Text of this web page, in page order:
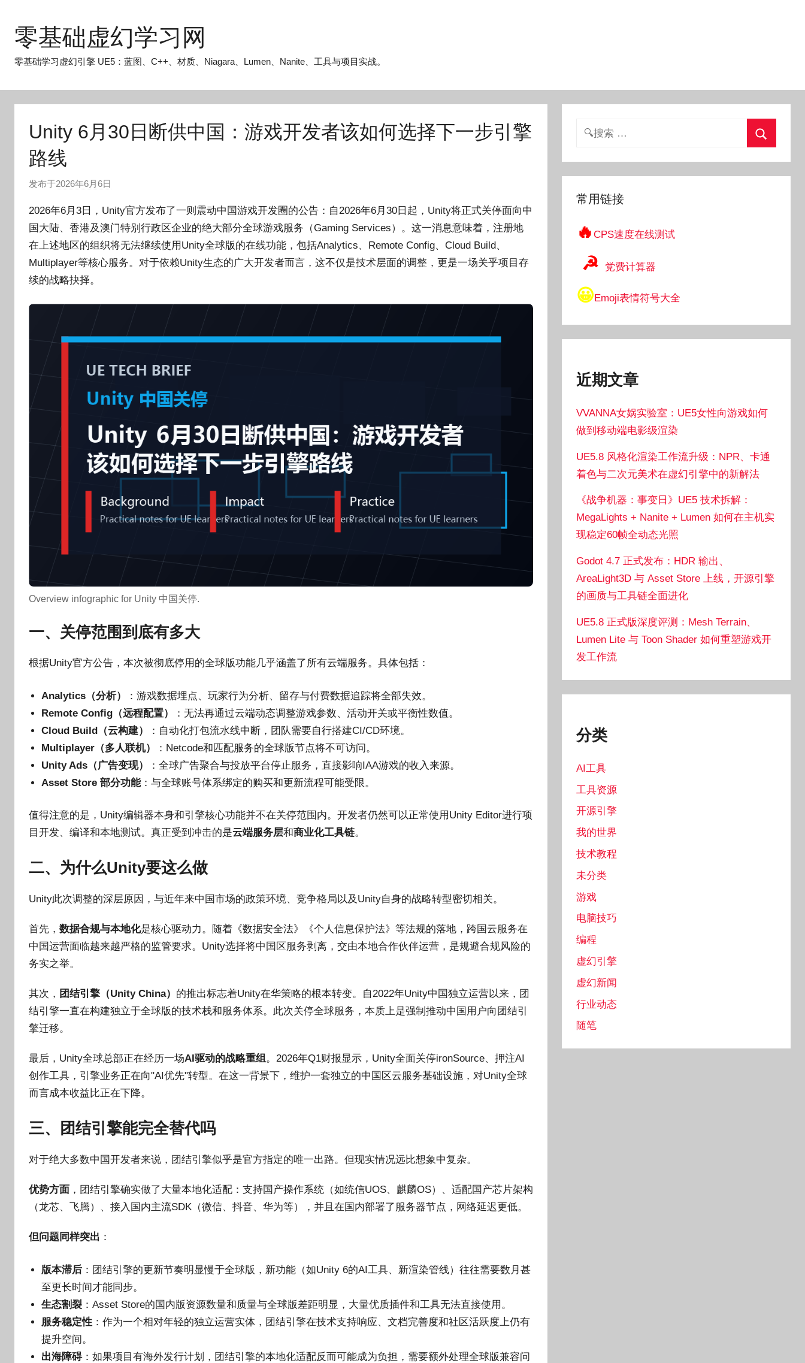
零基础虚幻学习网
零基础学习虚幻引擎 UE5：蓝图、C++、材质、Niagara、Lumen、Nanite、工具与项目实战。
Unity 6月30日断供中国：游戏开发者该如何选择下一步引擎
路线
发布于2026年6月6日
:
O
k
g
o
2026年6月3日，Unity官方发布了一则震动中国游戏开发圈的公告：自2026年6月30日起，Unity将正式关停面向中
国大陆、香港及澳门特别行政区企业的绝大部分全球游戏服务（Gaming Services）。这一消息意味着，注册地
在上述地区的组织将无法继续使用Unity全球版的在线功能，包括Analytics、Remote Config、Cloud Build、
Multiplayer等核心服务。对于依赖Unity生态的广大开发者而言，这不仅是技术层面的调整，更是一场关乎项目存
续的战略抉择。
Overview infographic for Unity 中国关停.
一、关停范围到底有多大
根据Unity官方公告，本次被彻底停用的全球版功能几乎涵盖了所有云端服务。具体包括：
Analytics（分析）
：游戏数据埋点、玩家行为分析、留存与付费数据追踪将全部失效。
Remote Config（远程配置）
：无法再通过云端动态调整游戏参数、活动开关或平衡性数值。
Cloud Build（云构建）
：自动化打包流水线中断，团队需要自行搭建CI/CD环境。
Multiplayer（多人联机）
：Netcode和匹配服务的全球版节点将不可访问。
Unity Ads（广告变现）
：全球广告聚合与投放平台停止服务，直接影响IAA游戏的收入来源。
Asset Store 部分功能：与全球账号体系绑定的购买和更新流程可能受限。
值得注意的是，Unity编辑器本身和引擎核心功能并不在关停范围内。开发者仍然可以正常使用Unity Editor进行项
目开发、编译和本地测试。真正受到冲击的是云端服务层和商业化工具链。
二、为什么Unity要这么做
Unity此次调整的深层原因，与近年来中国市场的政策环境、竞争格局以及Unity自身的战略转型密切相关。
首先， 数据合规与本地化是核心驱动力。随着《数据安全法》《个人信息保护法》等法规的落地，跨国云服务在
中国运营面临越来越严格的监管要求。Unity选择将中国区服务剥离，交由本地合作伙伴运营，是规避合规风险的
务实之举。
其次， 团结引擎（Unity China） 的推出标志着Unity在华策略的根本转变。自2022年Unity中国独立运营以来，团
结引擎一直在构建独立于全球版的技术栈和服务体系。此次关停全球服务，本质上是强制推动中国用户向团结引
擎迁移。
最后，Unity全球总部正在经历一场AI驱动的战略重组。2026年Q1财报显示，Unity全面关停ironSource、押注AI
创作工具，引擎业务正在向"AI优先"转型。在这一背景下，维护一套独立的中国区云服务基础设施，对Unity全球
而言成本收益比正在下降。
三、团结引擎能完全替代吗
对于绝大多数中国开发者来说，团结引擎似乎是官方指定的唯一出路。但现实情况远比想象中复杂。
优势方面 ，团结引擎确实做了大量本地化适配：支持国产操作系统（如统信UOS、麒麟OS）、适配国产芯片架构
（龙芯、飞腾）、接入国内主流SDK（微信、抖音、华为等），并且在国内部署了服务器节点，网络延迟更低。
但问题同样突出 ：
版本滞后 ：团结引擎的更新节奏明显慢于全球版，新功能（如Unity 6的AI工具、新渲染管线）往往需要数月甚
至更长时间才能同步。
生态割裂 ：Asset Store的国内版资源数量和质量与全球版差距明显，大量优质插件和工具无法直接使用。
服务稳定性 ：作为一个相对年轻的独立运营实体，团结引擎在技术支持响应、文档完善度和社区活跃度上仍有
提升空间。
出海障碍：如果项目有海外发行计划，团结引擎的本地化适配反而可能成为负担，需要额外处理全球版兼容问
搜
常用链接
🔥CPS速度在线测试
☭ 党费计算器
😀Emoji表情符号大全
近期文章
VVANNA女娲实验室：UE5女性向游戏如何
做到移动端电影级渲染
UE5.8 风格化渲染工作流升级：NPR、卡通
着色与二次元美术在虚幻引擎中的新解法
《战争机器：事变日》UE5 技术拆解：
MegaLights + Nanite + Lumen 如何在主机实
现稳定60帧全动态光照
Godot 4.7 正式发布：HDR 输出、
AreaLight3D 与 Asset Store 上线，开源引擎
的画质与工具链全面进化
UE5.8 正式版深度评测：Mesh Terrain、
Lumen Lite 与 Toon Shader 如何重塑游戏开
发工作流
分类
AI工具
工具资源
开源引擎
我的世界
技术教程
未分类
游戏
电脑技巧
编程
虚幻引擎
虚幻新闻
行业动态
随笔